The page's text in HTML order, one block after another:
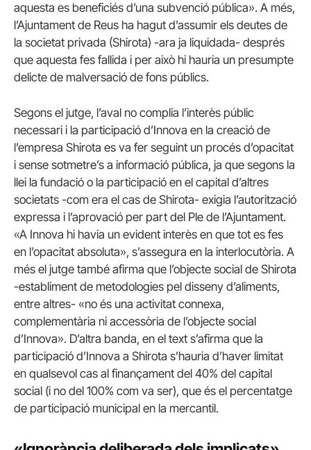
aquesta es beneficiés d’una subvenció pública». A més,
l’Ajuntament de Reus ha hagut d’assumir els deutes de
la societat privada (Shirota) -ara ja liquidada- després
que aquesta fes fallida i per això hi hauria un presumpte
delicte de malversació de fons públics.
Segons el jutge, l’aval no complia l’interès públic
necessari i la participació d’Innova en la creació de
l’empresa Shirota es va fer seguint un procés d’opacitat
i sense sotmetre’s a informació pública, ja que segons la
llei la fundació o la participació en el capital d’altres
societats -com era el cas de Shirota- exigia l’autorització
expressa i l’aprovació per part del Ple de l’Ajuntament.
«A Innova hi havia un evident interès en que tot es fes
en l’opacitat absoluta», s’assegura en la interlocutòria. A
més el jutge també afirma que l’objecte social de Shirota
-establiment de metodologies pel disseny d’aliments,
entre altres- «no és una activitat connexa,
complementària ni accessòria de l’objecte social
d’Innova». D’altra banda, en el text s’afirma que la
participació d’Innova a Shirota s’hauria d’haver limitat
en qualsevol cas al finançament del 40% del capital
social (i no del 100% com va ser), que és el percentatge
de participació municipal en la mercantil.